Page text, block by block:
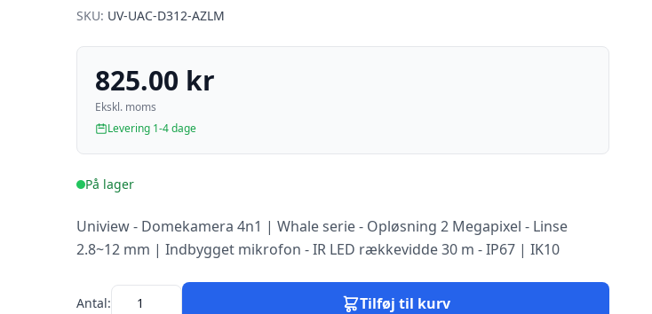
SKU: UV-UAC-D312-AZLM
825.00 kr
Ekskl. moms
Levering 1-4 dage
På lager
Uniview - Domekamera 4n1 | Whale serie - Opløsning 2 Megapixel - Linse
2.8~12 mm | Indbygget mikrofon - IR LED rækkevidde 30 m - IP67 | IK10
Antal: Tilføj til kurv